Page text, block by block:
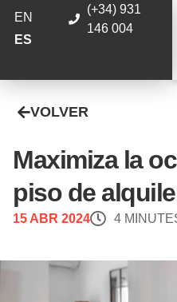
EN
ES
(+34) 931
146 004
VOLVER
Maximiza la
piso de
15 ABR 2024 4